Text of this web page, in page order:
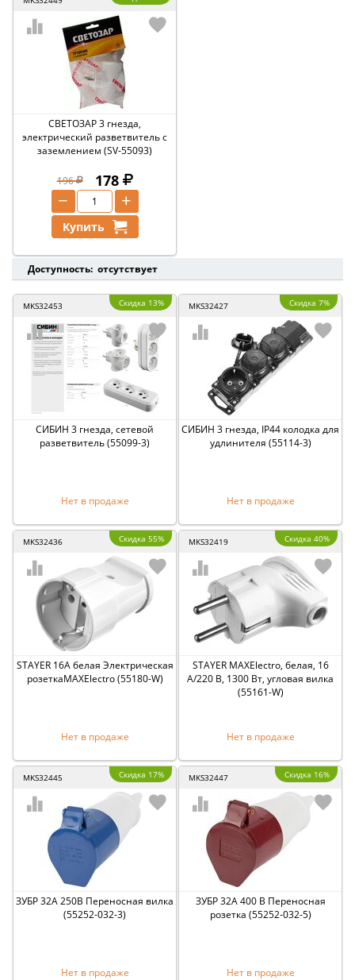
СВЕТОЗАР 3 гнезда,
электрический разветвитель с
заземлением (SV-55093)
196 178
+
−
Купить
Доступность: отсутствует
MKS32453 Скидка 13%
СИБИН 3 гнезда, сетевой
разветвитель (55099-3)
Нет в продаже
MKS32427 Скидка 7%
СИБИН 3 гнезда, IP44 колодка для
удлинителя (55114-3)
Нет в продаже
MKS32436 Скидка 55%
STAYER 16A белая Электрическая
розеткаMAXElectro (55180-W)
Нет в продаже
MKS32419 Скидка 40%
STAYER MAXElectro, белая, 16
А/220 В, 1300 Вт, угловая вилка
(55161-W)
Нет в продаже
MKS32445 Скидка 17%
ЗУБР 32A 250В Переносная вилка
(55252-032-3)
Нет в продаже
MKS32447 Скидка 16%
ЗУБР 32А 400 В Переносная
розетка (55252-032-5)
Нет в продаже